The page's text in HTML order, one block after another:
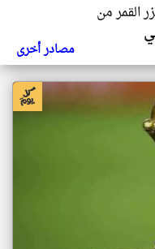
القمر من
مصادر أخرى